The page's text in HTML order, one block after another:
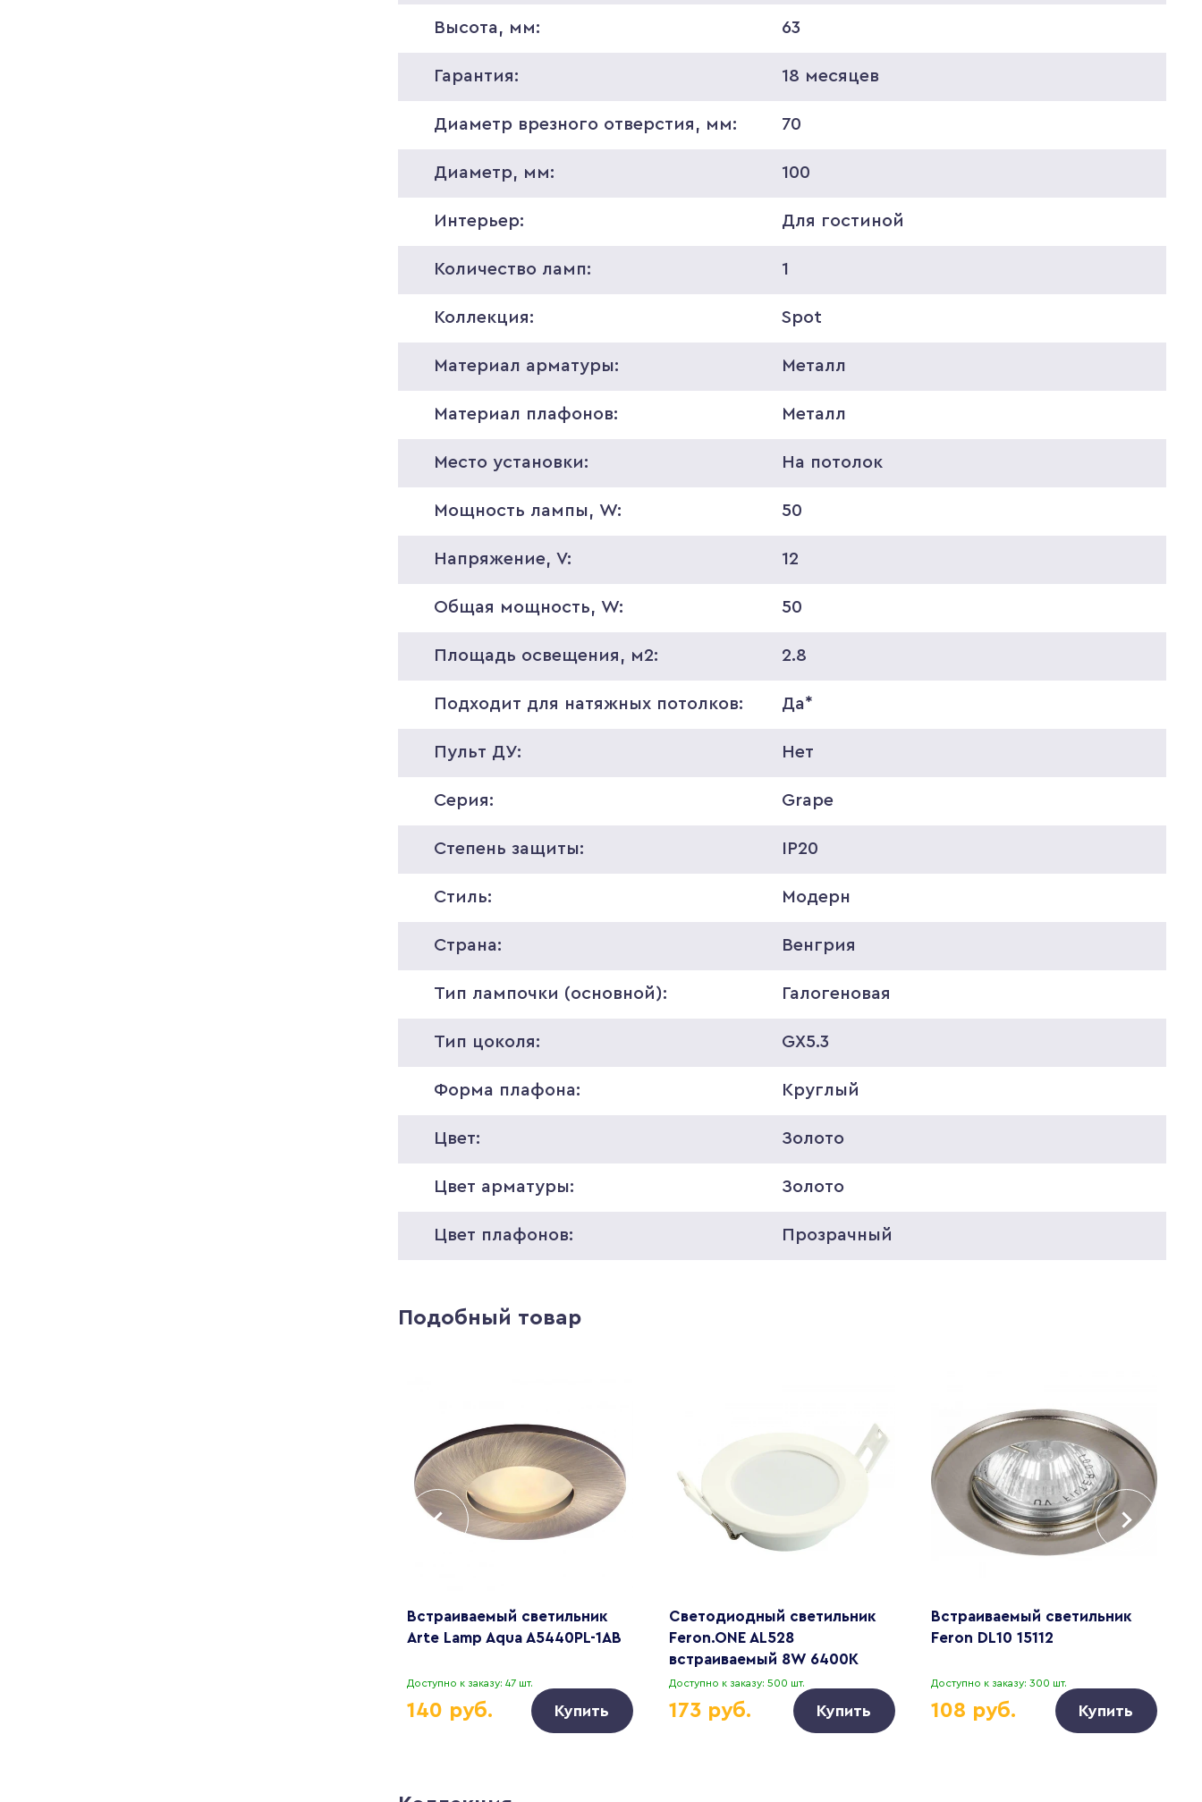
Высота, мм: 63
Гарантия: 18 месяцев
Диаметр врезного отверстия, мм: 70
Диаметр, мм: 100
Интерьер: Для гостиной
Количество ламп: 1
Коллекция: Spot
Материал арматуры: Металл
Материал плафонов: Металл
Место установки: На потолок
Мощность лампы, W: 50
Напряжение, V: 12
Общая мощность, W: 50
Площадь освещения, м2: 2.8
Подходит для натяжных потолков: Да*
Пульт ДУ: Нет
Серия: Grape
Степень защиты: IP20
Стиль: Модерн
Страна: Венгрия
Тип лампочки (основной): Галогеновая
Тип цоколя: GX5.3
Форма плафона: Круглый
Цвет: Золото
Цвет арматуры: Золото
Цвет плафонов: Прозрачный
Подобный товар
Встраиваемый светильник
Arte Lamp Aqua A5440PL-1AB
Доступно к заказу: 47 шт.
140 руб. Купить
Светодиодный светильник
Feron.ONE AL528
встраиваемый 8W 6400K
белый 51184
Доступно к заказу: 500 шт.
173 руб. Купить
Встраиваемый светильник
Feron DL10 15112
Доступно к заказу: 300 шт.
108 руб. Купить